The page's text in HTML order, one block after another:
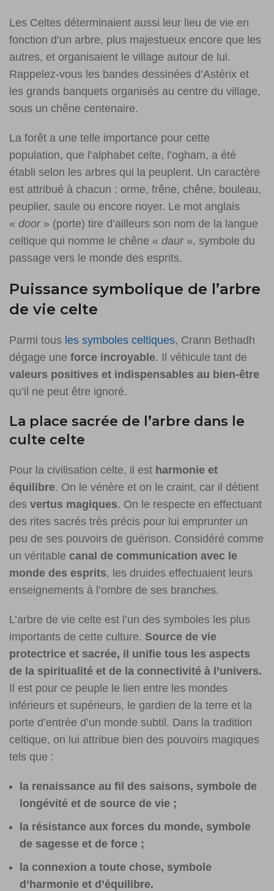
Les Celtes déterminaient aussi leur lieu de vie en
fonction d’un arbre, plus majestueux encore que les
autres, et organisaient le village autour de lui.
Rappelez-vous les bandes dessinées d’Astérix et
les grands banquets organisés au centre du village,
sous un chêne centenaire.
La forêt a une telle importance pour cette
population, que l’alphabet celte, l’ogham, a été
établi selon les arbres qui la peuplent. Un caractère
est attribué à chacun : orme, frêne, chêne, bouleau,
peuplier, saule ou encore noyer. Le mot anglais
« door» (porte) tire d’ailleurs son nom de la langue
celtique qui nomme le chêne « daur», symbole du
passage vers le monde des esprits.
Puissance symbolique de l’arbre
de vie celte
Parmi tous les symboles celtiques, Crann Bethadh
dégage une force incroyable. Il véhicule tant de
valeurs positives et indispensables au bien-être
qu’il ne peut être ignoré.
La place sacrée de l’arbre dans le
culte celte
Pour la civilisation celte, il est harmonie et
équilibre. On le vénère et on le craint, car il détient
des vertus magiques. On le respecte en effectuant
des rites sacrés très précis pour lui emprunter un
peu de ses pouvoirs de guérison. Considéré comme
un véritable canal de communication avec le
monde des esprits, les druides effectuaient leurs
enseignements à l’ombre de ses branches.
L’arbre de vie celte est l’un des symboles les plus
importants de cette culture. Source de vie
protectrice et sacrée, il unifie tous les aspects
de la spiritualité et de la connectivité à l’univers.
Il est pour ce peuple le lien entre les mondes
inférieurs et supérieurs, le gardien de la terre et la
porte d’entrée d’un monde subtil. Dans la tradition
celtique, on lui attribue bien des pouvoirs magiques
tels que :
la renaissance au fil des saisons, symbole de
longévité et de source de vie ;
la résistance aux forces du monde, symbole
de sagesse et de force ;
la connexion a toute chose, symbole
d’harmonie et d’équilibre.